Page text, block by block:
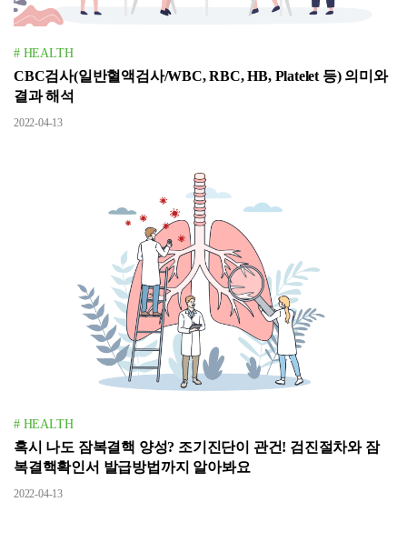
# HEALTH
CBC검사(일반혈액검사/WBC, RBC, HB, Platelet 등) 의미와
결과 해석
2022-04-13
# HEALTH
혹시 나도 잠복결핵 양성? 조기진단이 관건! 검진절차와 잠
복결핵확인서 발급방법까지 알아봐요
2022-04-13